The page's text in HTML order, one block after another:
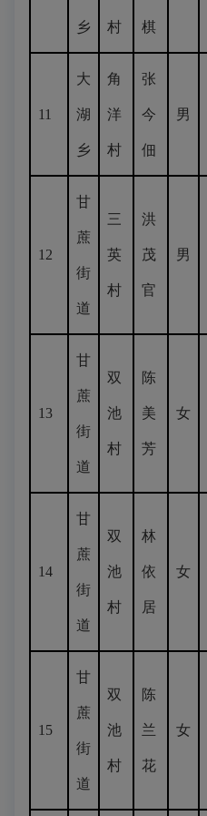
乡 村 棋
11
大
湖
乡
角
洋
村
张
今
佃
男
12
甘
蔗
街
道
三
英
村
洪
茂
官
男
13
甘
蔗
街
道
双
池
村
陈
美
芳
女
14
甘
蔗
街
道
双
池
村
林
依
居
女
15
甘
蔗
街
道
双
池
村
陈
兰
花
女